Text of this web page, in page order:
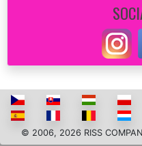
© 2006, 2026 RISS